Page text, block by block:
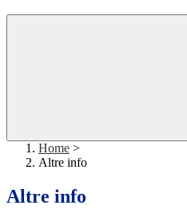
Home >
Altre info
Altre info